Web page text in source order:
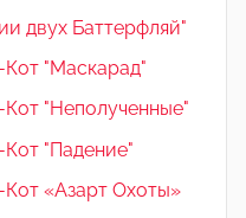
двух Баттерфляй"
"Маскарад"
"Неполученные"
"Падение"
«Азарт Охоты»